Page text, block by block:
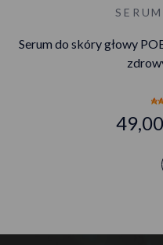
Serum do skóry głowy